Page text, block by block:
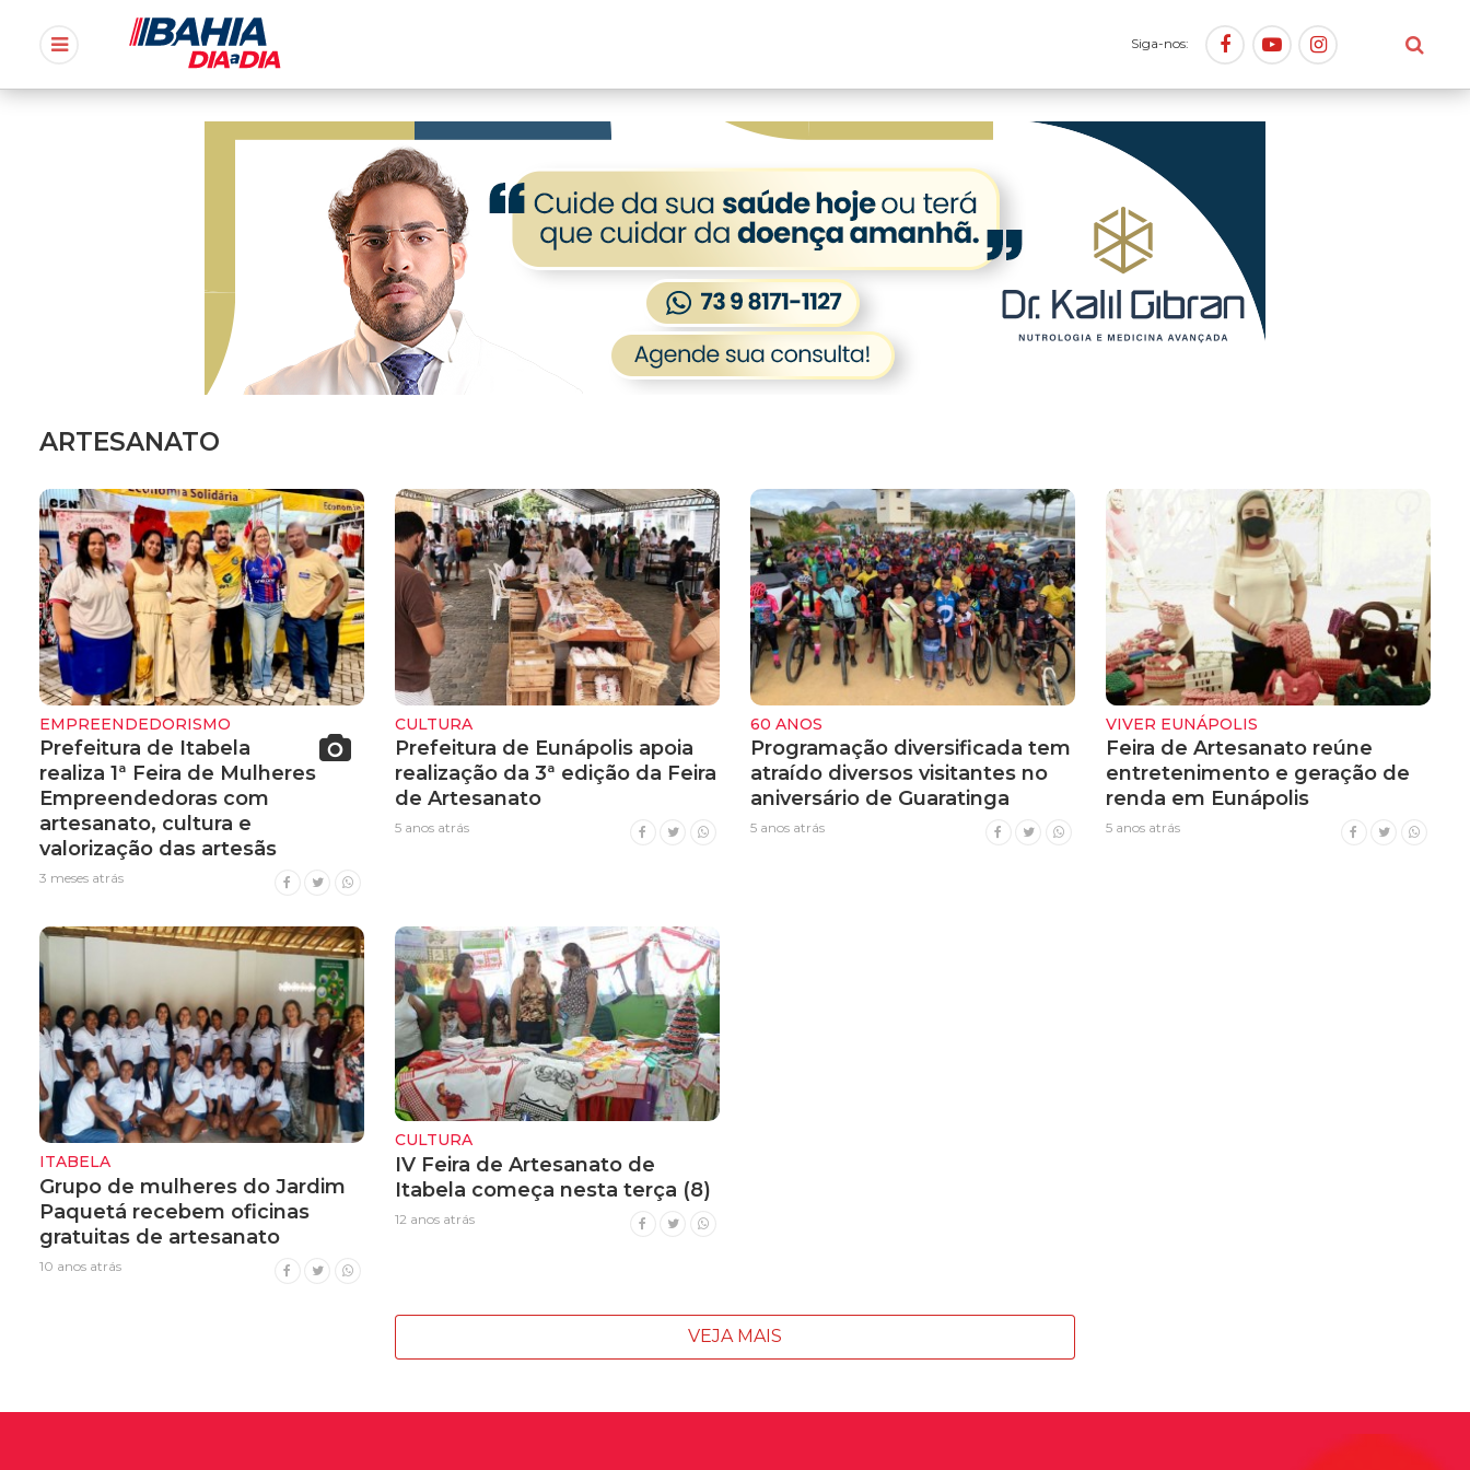
Siga-nos:
ARTESANATO
EMPREENDEDORISMO
Prefeitura de Itabela
realiza 1ª Feira de Mulheres
Empreendedoras com
artesanato, cultura e
valorização das artesãs
3 meses atrás
CULTURA
Prefeitura de Eunápolis apoia
realização da 3ª edição da Feira
de Artesanato
5 anos atrás
60 ANOS
Programação diversificada tem
atraído diversos visitantes no
aniversário de Guaratinga
5 anos atrás
VIVER EUNÁPOLIS
Feira de Artesanato reúne
entretenimento e geração de
renda em Eunápolis
5 anos atrás
ITABELA
Grupo de mulheres do Jardim
Paquetá recebem oficinas
gratuitas de artesanato
10 anos atrás
CULTURA
IV Feira de Artesanato de
Itabela começa nesta terça (8)
12 anos atrás
VEJA MAIS